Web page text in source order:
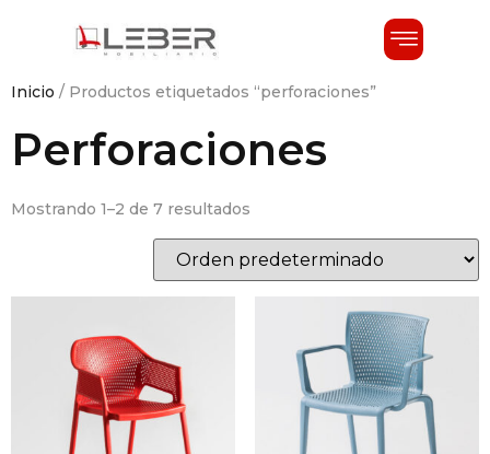
Inicio / Productos etiquetados “perforaciones”
Perforaciones
Mostrando 1–2 de 7 resultados